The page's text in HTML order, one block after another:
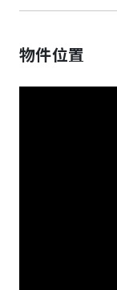
物件位置